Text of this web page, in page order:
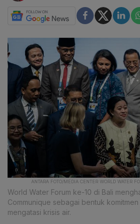
ANTARA FOTO/MEDIA CENTER WORLD WATER
World Water Forum ke-10 di Bali
Communique sebagai bentuk
mengatasi krisis air.